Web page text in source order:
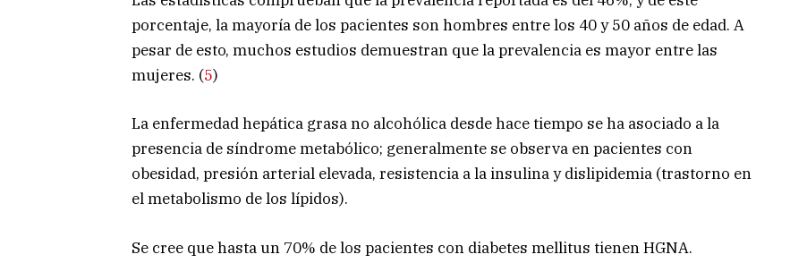
porcentaje, la mayoría de los pacientes son hombres entre los 40 y 50 años de edad. A
pesar de esto, muchos estudios demuestran que la prevalencia es mayor entre las
mujeres. (5)
La enfermedad hepática grasa no alcohólica desde hace tiempo se ha asociado a la
presencia de síndrome metabólico; generalmente se observa en pacientes con
obesidad, presión arterial elevada, resistencia a la insulina y dislipidemia (trastorno en
el metabolismo de los lípidos).
Se cree que hasta un 70% de los pacientes con diabetes mellitus tienen HGNA.